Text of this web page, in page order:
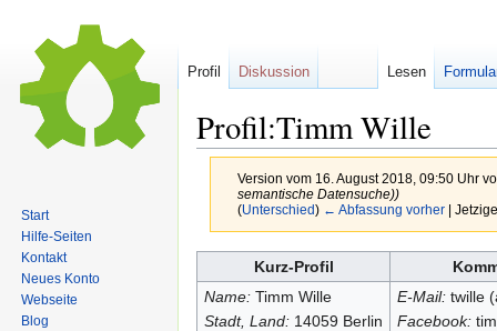
Profil:Timm Wille
Version vom 16. August 2018, 09:50 Uhr
semantische Datensuche))
(Unterschied) ← Abfassung vorher|
Navigation
Suche
Kurz-Profil
Name:Timm Wille
Stadt, Land:14059 Berlin
E-Mail:twille
Facebook:
Profil Diskussion Lesen
Start
Hilfe-Seiten
Kontakt
Neues Konto
Webseite
Blog